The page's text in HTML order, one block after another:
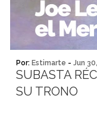
Por: Estimarte - Jun
SUBASTA
SU TRONO